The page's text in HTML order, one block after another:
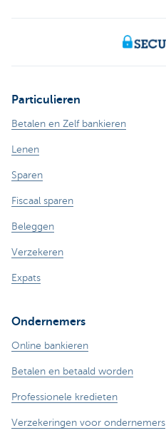
Particulieren
Betalen en Zelf bankieren
Lenen
Sparen
Fiscaal sparen
Beleggen
Verzekeren
Expats
Ondernemers
Online bankieren
Betalen en betaald worden
Professionele kredieten
Verzekeringen voor ondernemers